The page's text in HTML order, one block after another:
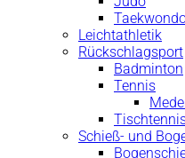
Leichtathletik
Rückschlagsport
Badminton
Tennis
Schieß- und